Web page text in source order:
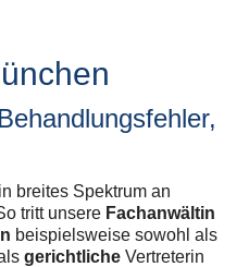
breites Spektrum an
tritt unsere Fachanwältin
beispielsweise sowohl als
gerichtliche Vertreterin